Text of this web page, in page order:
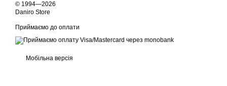
© 1994—2026
Daniro Store
Приймаємо до оплати
Мобільна версія